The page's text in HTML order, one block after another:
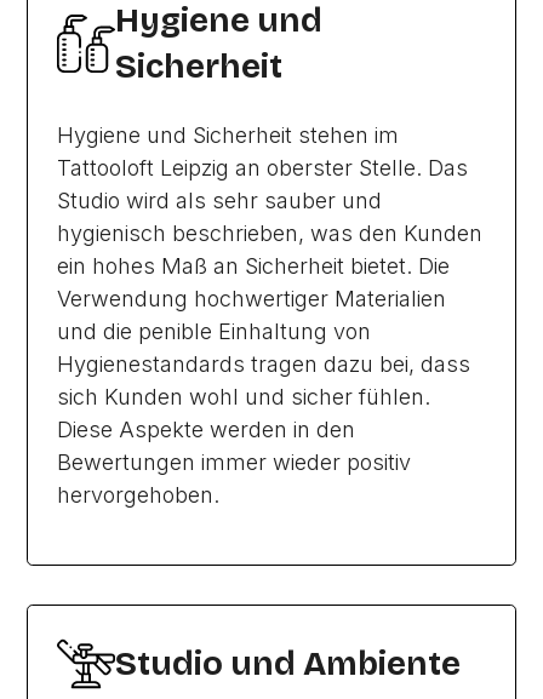
Hygiene und
Sicherheit
Hygiene und Sicherheit stehen im
Tattooloft Leipzig an oberster Stelle. Das
Studio wird als sehr sauber und
hygienisch beschrieben, was den Kunden
ein hohes Maß an Sicherheit bietet. Die
Verwendung hochwertiger Materialien
und die penible Einhaltung von
Hygienestandards tragen dazu bei, dass
sich Kunden wohl und sicher fühlen.
Diese Aspekte werden in den
Bewertungen immer wieder positiv
hervorgehoben.
Studio und Ambiente